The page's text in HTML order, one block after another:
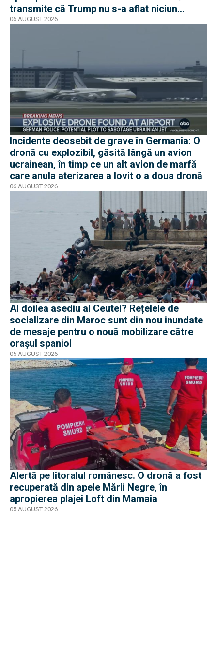
transmite că Trump nu s-a aflat niciun
moment în pericol
06 AUGUST 2026
Incidente deosebit de grave în Germania: O
dronă cu explozibil, găsită lângă un avion
ucrainean, în timp ce un alt avion de marfă
care anula aterizarea a lovit o a doua dronă
06 AUGUST 2026
Al doilea asediu al Ceutei? Rețelele de
socializare din Maroc sunt din nou inundate
de mesaje pentru o nouă mobilizare către
orașul spaniol
05 AUGUST 2026
Alertă pe litoralul românesc. O dronă a fost
recuperată din apele Mării Negre, în
apropierea plajei Loft din Mamaia
05 AUGUST 2026